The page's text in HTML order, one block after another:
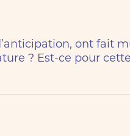
ont fait
? Est-ce pour